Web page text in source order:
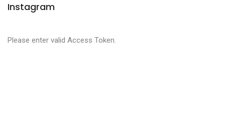
Instagram
Please enter valid Access Token.